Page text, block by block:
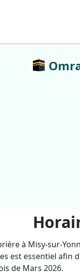
à Misy-sur-
est essentiel afin
de Mars 2026.